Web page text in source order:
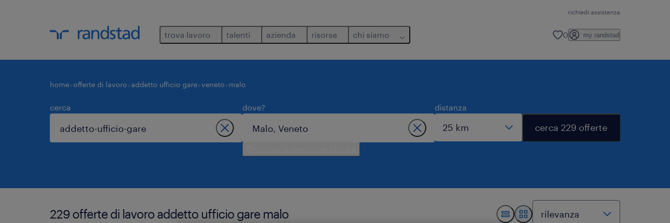
richiedi assistenza
trova lavoro talenti azienda risorse chi siamo 0 my randstad
home offerte di lavoro addetto ufficio gare veneto malo
cerca dove? distanza
cerca 229 offerte
229 offerte di lavoro addetto ufficio gare malo